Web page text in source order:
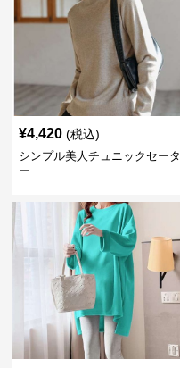
¥4,420 (税込)
シンプル美人チュニックセータ
ー